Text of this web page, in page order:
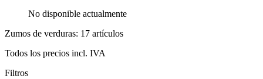
No disponible actualmente
Zumos de verduras: 17 artículos
Todos los precios incl. IVA
Filtros